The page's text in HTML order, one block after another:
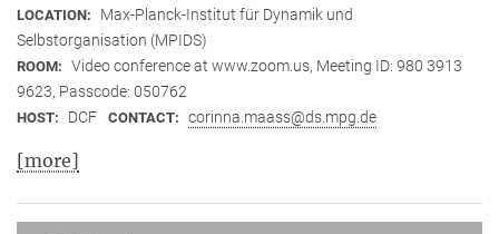
LOCATION:
Max-Planck-Institut für Dynamik und
Selbstorganisation (MPIDS)
ROOM: Video conference at www.zoom.us, Meeting ID: 980 3913
9623, Passcode: 050762
HOST: DCF CONTACT: corinna.maass@ds.mpg.de
[more]